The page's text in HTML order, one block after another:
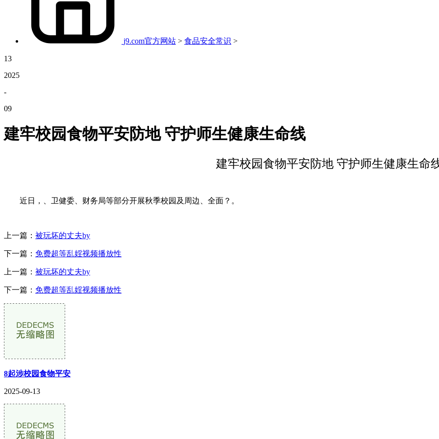
j9.com官方网站 > 食品安全常识 >
13
2025
-
09
建牢校园食物平安防地 守护师生健康生命线
建牢校园食物平安防地 守护师生健康生命
近日，、卫健委、财务局等部分开展秋季校园及周边、全面？。
上一篇： 被玩坏的丈夫by
下一篇： 免费超等乱婬视频播放性
上一篇： 被玩坏的丈夫by
下一篇： 免费超等乱婬视频播放性
8起涉校园食物平安
2025-09-13